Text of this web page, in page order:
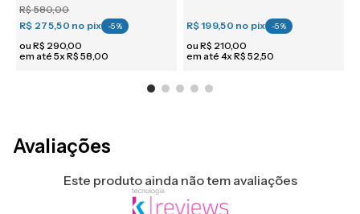
R$580,00
R$ 275,50 no pix -5%
ou R$ 290,00
em até 5xR$ 58,00
R$ 199,50 no pix -5%
ou R$ 210,00
em até 4xR$ 52,50
Avaliações
Este produto ainda não tem avaliações